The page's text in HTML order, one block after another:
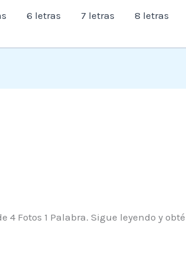
6 letras 7 letras 8 letras
Fotos 1 Palabra. Sigue leyendo y